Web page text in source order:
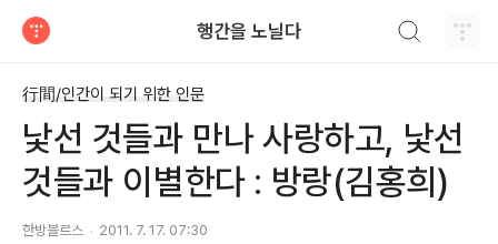
행간을 노닐다
行間/인간이 되기 위한 인문
낯선 것들과 만나 사랑하고, 낯선
것들과 이별한다 : 방랑(김홍희)
한방블르스 2011. 7. 17. 07:30